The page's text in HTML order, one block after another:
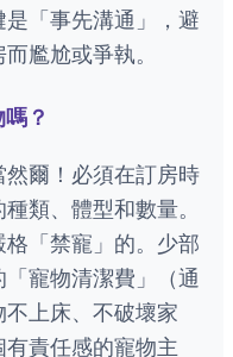
「事先溝通」，避
尷尬或爭執。
？
爾！必須在訂房時
類、體型和數量。
「禁寵」的。少部
寵物清潔費」（通
上床、不破壞家
責任感的寵物主